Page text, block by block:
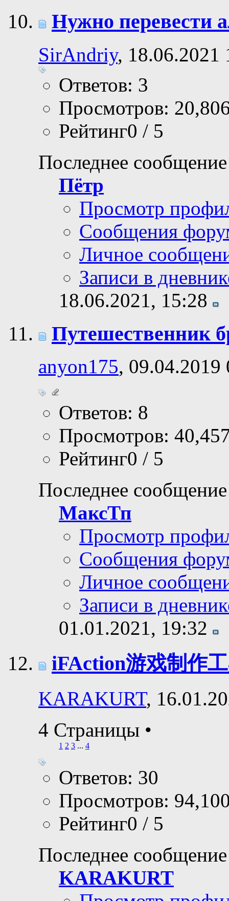
Нужно перевести
SirAndriy, 18.06.2021
Ответов: 3
Просмотров:
Рейтинг0 / 5
Последнее
Пётр
Просмотр
Сообщения
Личное
Записи в
18.06.2021, 15:28
Путешественник
anyon175, 09.04.2019
Ответов: 8
Просмотров:
Рейтинг0 / 5
Последнее
МаксТп
Просмотр
Сообщения
Личное
Записи в
01.01.2021, 19:32
iFAction游戏制作
KARAKURT,
4 Страницы •
1 2 3 ... 4
Ответов: 30
Просмотров:
Рейтинг0 / 5
Последнее
KARAKURT